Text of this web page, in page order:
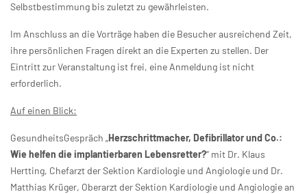
Selbstbestimmung bis zuletzt zu gewährleisten.
Im Anschluss an die Vorträge haben die Besucher ausreichend Zeit,
ihre persönlichen Fragen direkt an die Experten zu stellen. Der
Eintritt zur Veranstaltung ist frei, eine Anmeldung ist nicht
erforderlich.
Auf einen Blick:
GesundheitsGespräch „Herzschrittmacher, Defibrillator und Co.:
Wie helfen die implantierbaren Lebensretter?“ mit Dr. Klaus
Hertting, Chefarzt der Sektion Kardiologie und Angiologie und Dr.
Matthias Krüger, Oberarzt der Sektion Kardiologie und Angiologie an